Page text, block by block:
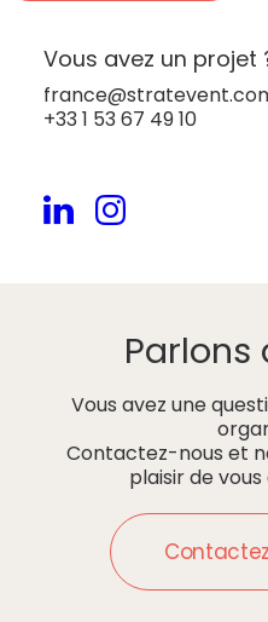
Vous avez un projet
+33 1 53 67 49 10
Parlons
Vous avez une
Contactez-nous et
plaisir de